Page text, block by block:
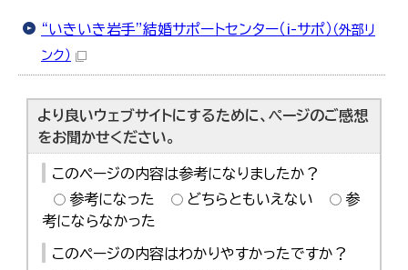
“いきいき岩手”結婚サポートセンター（i-サポ） （外部リ
ンク）
より良いウェブサイトにするために、ページのご感想
をお聞かせください。
このページの内容は参考になりましたか？
参考になった
どちらともいえない
参
考にならなかった
このページの内容はわかりやすかったですか？